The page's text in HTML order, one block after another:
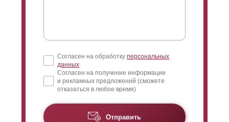
Согласен на обработку персональных
данных
Согласен на получение информации
и рекламных предложений (сможете
отказаться в любое время)
Отправить